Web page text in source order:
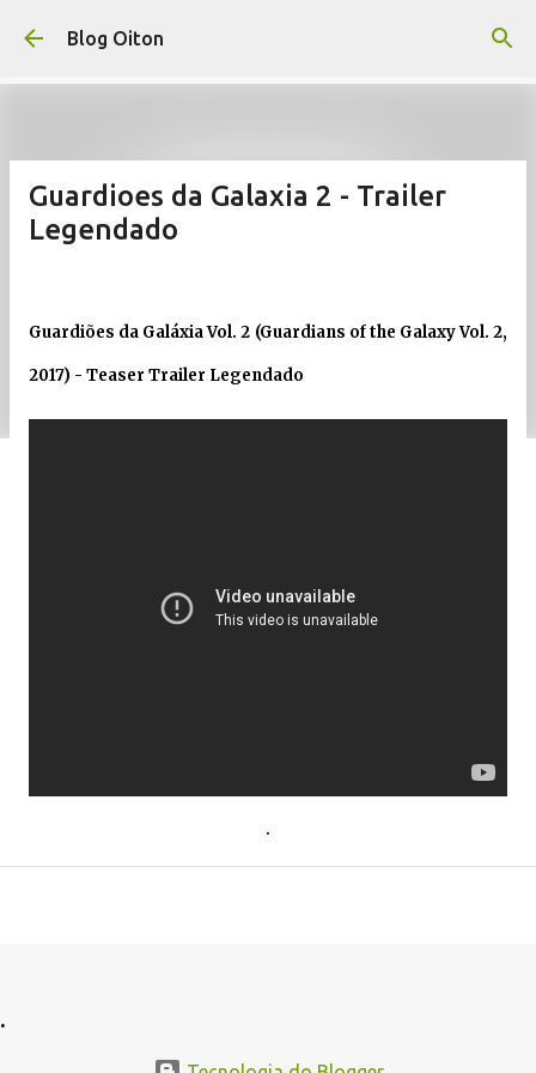
Pular para o conteúdo principal
Blog Oiton
Guardioes da Galaxia 2 - Trailer
Legendado
Guardiões da Galáxia Vol. 2 (Guardians of the Galaxy Vol. 2,
2017) - Teaser Trailer Legendado
.
.